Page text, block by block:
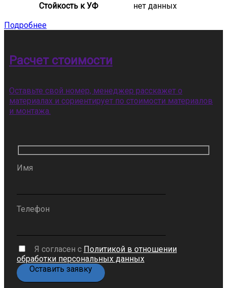
Стойкость к УФ
нет данных
Подробнее
Расчет стоимости
Оставьте свой номер, менеджер расскажет о
материалах и сориентирует по стоимости материалов
и монтажа.
Имя
Телефон
Я согласен с Политикой в отношении
обработки персональных данных